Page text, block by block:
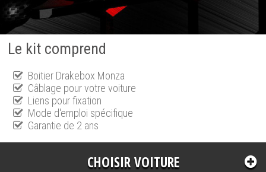
Le kit comprend
Boitier Drakebox Monza
Câblage pour votre voiture
Liens pour fixation
Mode d'emploi spécifique
Garantie de 2 ans
CHOISIR VOITURE